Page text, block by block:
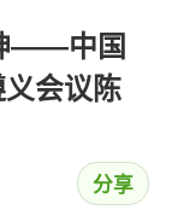
——中国
会议陈
分享